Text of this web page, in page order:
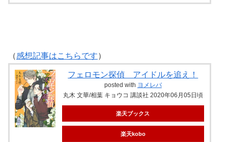
（感想記事はこちらです）
フェロモン探偵 アイドルを追え！
posted with ヨメレバ
丸木 文華/相葉 キョウコ 講談社 2020年06月05日頃
楽天ブックス
楽天kobo